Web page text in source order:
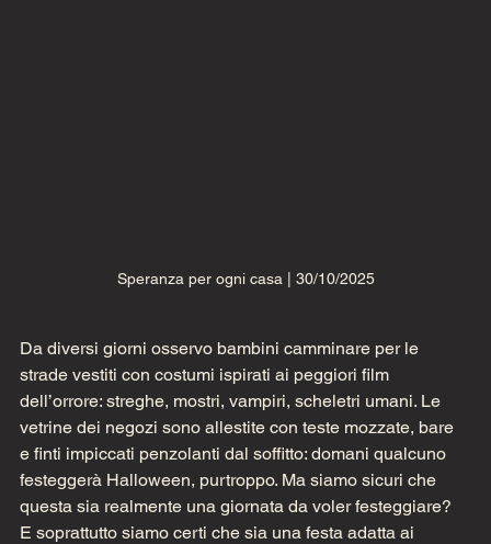
Speranza per ogni casa | 30/10/2025
Da diversi giorni osservo bambini camminare per le
strade vestiti con costumi ispirati ai peggiori film
dell’orrore: streghe, mostri, vampiri, scheletri umani. Le
vetrine dei negozi sono allestite con teste mozzate, bare
e finti impiccati penzolanti dal soffitto: domani qualcuno
festeggerà Halloween, purtroppo. Ma siamo sicuri che
questa sia realmente una giornata da voler festeggiare?
E soprattutto siamo certi che sia una festa adatta ai